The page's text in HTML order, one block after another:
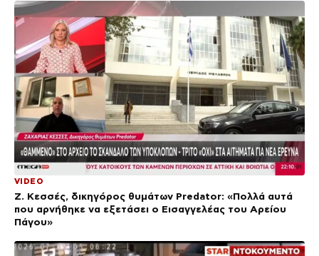
VIDEO
Ζ. Κεσσές, δικηγόρος θυμάτων Predator: «Πολλά αυτά
που αρνήθηκε να εξετάσει ο Εισαγγελέας του Αρείου
Πάγου»